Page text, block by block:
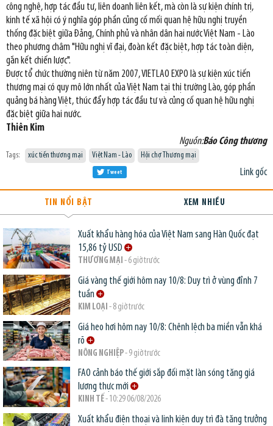
công nghệ, hợp tác đầu tư, liên doanh liên kết, mà còn là sự kiện chính trị,
kinh tế xã hội có ý nghĩa góp phần củng cố mối quan hệ hữu nghị truyền
thống đặc biệt giữa Đảng, Chính phủ và nhân dân hai nước Việt Nam - Lào
theo phương châm "Hữu nghị vĩ đại, đoàn kết đặc biệt, hợp tác toàn diện,
gắn kết chiến lược".
Được tổ chức thường niên từ năm 2007, VIETLAO EXPO là sự kiện xúc tiến
thương mại có quy mô lớn nhất của Việt Nam tại thị trường Lào, góp phần
quảng bá hàng Việt, thúc đẩy hợp tác đầu tư và củng cố quan hệ hữu nghị
đặc biệt giữa hai nước.
Thiên Kim
Nguồn:Báo Công thương
Tags: xúc tiến thương mại Việt Nam - Lào Hội chợ Thương mại
Link gốc
Tweet
TIN NỔI BẬT XEM NHIỀU
Xuất khẩu hàng hóa của Việt Nam sang Hàn Quốc đạt
15,86 tỷ USD
THƯƠNG MẠI - 6 giờ trước
Giá vàng thế giới hôm nay 10/8: Duy trì ở vùng đỉnh 7
tuần
KIM LOẠI - 8 giờ trước
Giá heo hơi hôm nay 10/8: Chênh lệch ba miền vẫn khá
rõ
NÔNG NGHIỆP- 9 giờ trước
FAO cảnh báo thế giới sắp đối mặt làn sóng tăng giá
lương thực mới
KINH TẾ- 10:29 06/08/2026
Xuất khẩu điện thoại và linh kiện duy trì đà tăng trưởng